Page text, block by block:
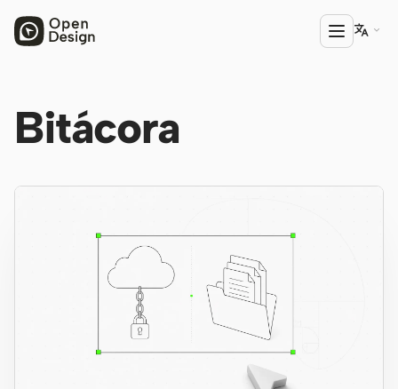
PRODUCTO
Open Design
HTML Anything
Codex Slides
Open Design Plugin

Bitácora